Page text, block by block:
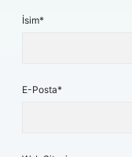
İsim*
E-Posta*